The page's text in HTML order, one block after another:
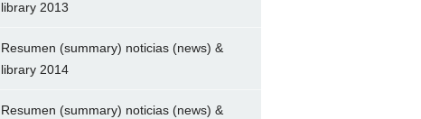
library 2013
Resumen (summary) noticias (news) &
library 2014
Resumen (summary) noticias (news) &